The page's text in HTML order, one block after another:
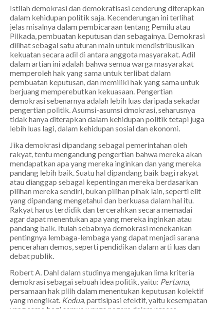
Istilah demokrasi dan demokratisasi cenderung diterapkan
dalam kehidupan politik saja. Kecenderungan ini terlihat
jelas misalnya dalam pembicaraan tentang Pemilu atau
Pilkada, pembuatan keputusan dan sebagainya. Demokrasi
dilihat sebagai satu aturan main untuk mendistribusikan
kekuatan secara adil di antara anggota masyarakat. Adil
dalam artian ini adalah bahwa semua warga masyarakat
memperoleh hak yang sama untuk terlibat dalam
pembuatan keputusan, dan memiliki hak yang sama untuk
berjuang memperebutkan kekuasaan. Pengertian
demokrasi sebenarnya adalah lebih luas daripada sekadar
pengertian politik. Asumsi-asumsi dmokrasi, seharusnya
tidak hanya diterapkan dalam kehidupan politik tetapi juga
lebih luas lagi, dalam kehidupan sosial dan ekonomi.
Jika demokrasi dipandang sebagai pemerintahan oleh
rakyat, tentu mengandung pengertian bahwa mereka akan
mendapatkan apa yang mereka inginkan dan yang mereka
pandang lebih baik. Suatu hal dipandang baik bagi rakyat
atau dianggap sebagai kepentingan mereka berdasarkan
pilihan mereka sendiri, bukan pilihan pihak lain, seperti elit
yang dipandang mengetahui dan berkuasa dalam hal itu.
Rakyat harus terdidik dan tercerahkan secara memadai
agar dapat menentukan apa yang mereka inginkan atau
pandang baik. Itulah sebabnya demokrasi menekankan
pentingnya lembaga-lembaga yang dapat menjadi sarana
pencerahan demos, seperti pendidikan dalam arti luas dan
debat publik.
Robert A. Dahl dalam studinya mengajukan lima kriteria
demokrasi sebagai sebuah idea politik, yaitu: Pertama,
persamaan hak pilih dalam menentukan keputusan kolektif
yang mengikat. Kedua, partisipasi efektif, yaitu kesempatan